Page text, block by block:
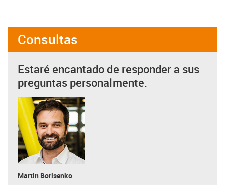
Consultas
Estaré encantado de responder a sus
preguntas personalmente.
Martin Borisenko